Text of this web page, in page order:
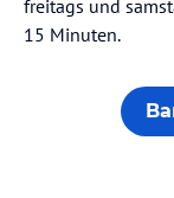
freitags und
15 Minuten.